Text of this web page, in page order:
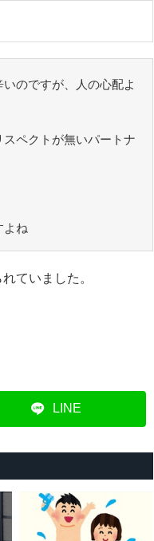
のですが、人の心配よ
ペクトが無いパートナ
よね
ていました。
LINE